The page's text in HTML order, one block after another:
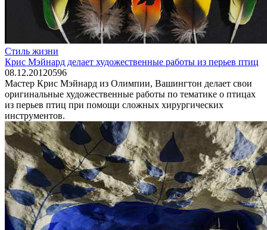
Стиль жизни
Крис Мэйнард делает художественные работы из перьев птиц
08.12.20120596
Мастер Крис Мэйнард из Олимпии, Вашингтон делает свои
оригинальные художественные работы по тематике о птицах
из перьев птиц при помощи сложных хирургических
инструментов.